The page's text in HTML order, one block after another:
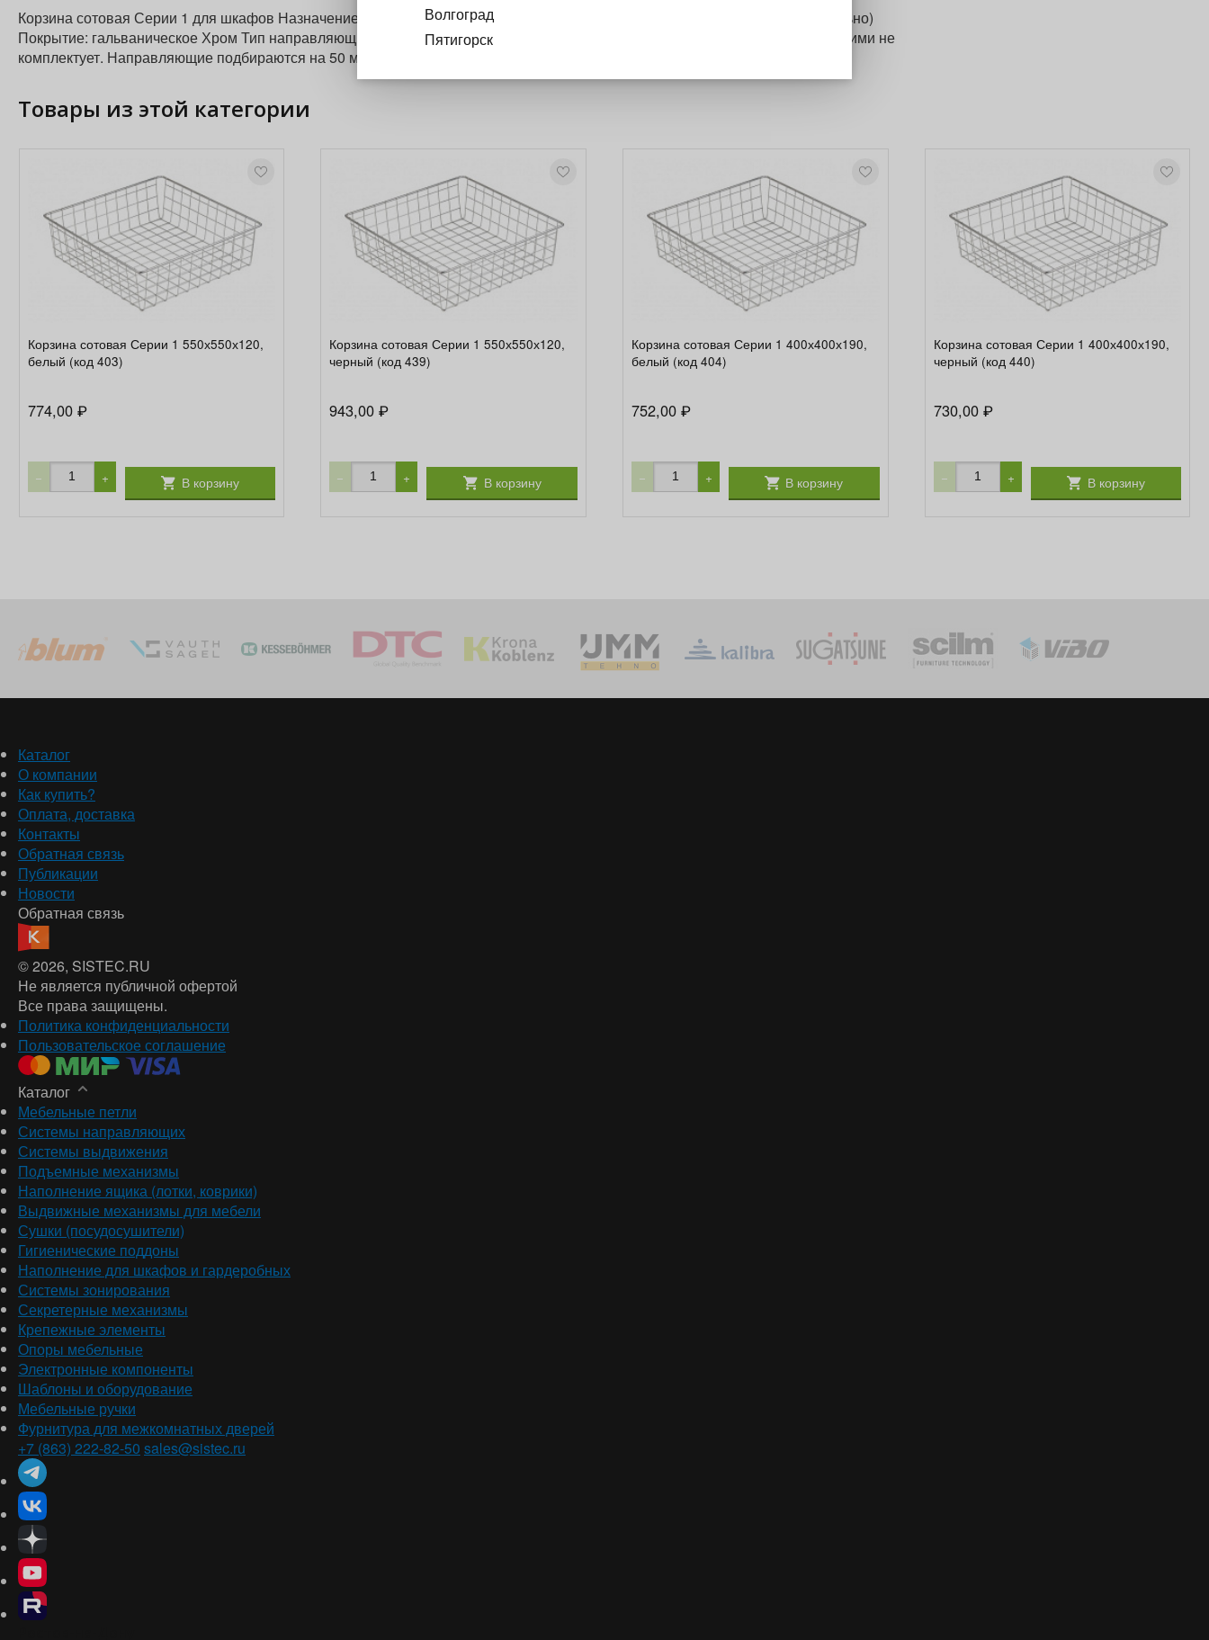
Корзина сотовая Серии 1 для шкафов Назначение: хранение белья Комплектующие: Прищепка (заказываются дополнительно)
Покрытие: гальваническое Хром Тип направляющих: роликовые и шариковые направляющие Производитель направляющими не
комплектует. Направляющие подбираются на 50 мм короче от глубины корзины. Нагрузка: до 25 кг.
Товары из этой категории
Корзина сотовая Серии 1 550х550х120,
белый (код 403)
774,00 ₽
− + В корзину
Корзина сотовая Серии 1 550х550х120,
черный (код 439)
943,00₽
− + В корзину
Корзина сотовая Серии 1 400х400х190,
белый (код 404)
752,00₽
− + В корзину
Корзина сотовая Серии 1 400х400х190,
черный (код 440)
730,00 ₽
− + В корзину
Каталог
О компании
Как купить?
Оплата, доставка
Контакты
Обратная связь
Публикации
Новости
Обратная связь
© 2026, SISTEC.RU
Не является публичной офертой
Все права защищены.
Политика конфиденциальности
Пользовательское соглашение
Каталог
Мебельные петли
Системы направляющих
Системы выдвижения
Подъемные механизмы
Наполнение ящика (лотки, коврики)
Выдвижные механизмы для мебели
Сушки (посудосушители)
Гигиенические поддоны
Наполнение для шкафов и гардеробных
Системы зонирования
Секретерные механизмы
Крепежные элементы
Опоры мебельные
Электронные компоненты
Шаблоны и оборудование
Мебельные ручки
Фурнитура для межкомнатных дверей
+7 (863) 222-82-50 sales@sistec.ru
Волгоград
Пятигорск